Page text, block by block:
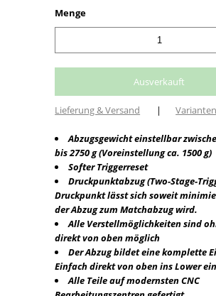
Menge
Lieferung & Versand | Varianten
Abzugsgewicht einstellbar
bis 2750 g (Voreinstellung ca. 1500 g)
Softer Triggerreset
Druckpunktabzug (Two-Stage-
Druckpunkt lässt sich soweit
der Abzug zum Matchabzug wird.
Alle Verstellmöglichkeiten sind
direkt von oben möglich
Der Abzug bildet eine komplette
Einfach direkt von oben ins Lower
Alle Teile auf modernsten CNC